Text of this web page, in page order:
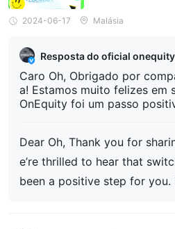
2024-06-17 Malásia
Resposta do oficial onequity
Caro Oh, Obrigado por compartilhar sua experiênci
a! Estamos muito felizes em saber que mudar para
OnEquity foi um passo
r suporte rápido e
dade, e estamos felizes que
da facilidade de uso da
ndimento ao cliente. Sua satisfação nos motiva a c
ontinuar oferecendo uma
o excepcional. Obrigado por
Dear Oh, Thank you for sharing your experience! W
e’re thrilled to hear that
been a positive step for